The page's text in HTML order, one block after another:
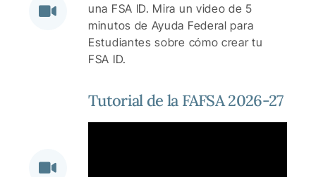
una FSA ID. Mira un video de 5
minutos de Ayuda Federal para
Estudiantes sobre cómo crear tu
FSA ID.
Tutorial de la FAFSA 2026-27